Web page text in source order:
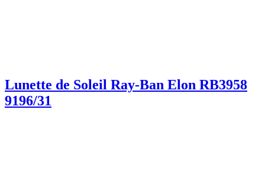
Lunette de Soleil Ray-Ban Elon RB3958
9196/31